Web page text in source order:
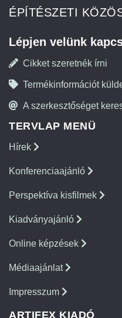
ÉPÍTÉSZETI
Lépjen velünk
Cikket szeretnék írni
Termékinformációt
A szerkesztőséget
TERVLAP MENÜ
Hírek
Konferenciaajánló
Perspektíva kisfilmek
Kiadványajánló
Online képzések
Médiaajánlat
Impresszum
ARTIFEX KIADÓ